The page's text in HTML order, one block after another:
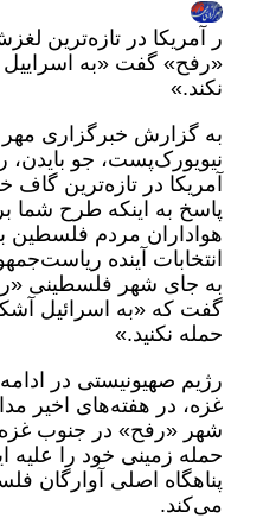
ر آمریکا در تازه‌ترین
«رفح» گفت «به اسراییل
نکند.»
به گزارش خبرگزاری مهر
آمریکا در تازه‌ترین
پاسخ به اینکه طرح شما
هواداران مردم فلسطین
انتخابات آینده
به جای شهر فلسطینی
گفت که «به اسرائیل
حمله نکنید.»
رژیم صهیونیستی در
غزه، در هفته‌های اخیر
شهر «رفح» در جنوب
حمله زمینی خود را علیه
پناهگاه اصلی آوارگان
می‌کند.